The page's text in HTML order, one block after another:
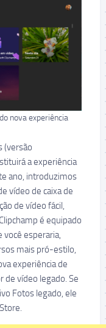
nova experiência
(versão
a experiência
ano, introduzimos
vídeo de caixa de
de vídeo fácil,
é equipado
você esperaria,
mais pró-estilo,
experiência de
de vídeo legado. Se
Fotos legado, ele